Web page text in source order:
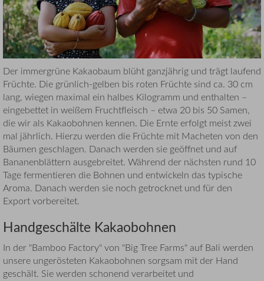
Der immergrüne Kakaobaum blüht ganzjährig und trägt laufend
Früchte. Die grünlich-gelben bis roten Früchte sind ca. 30 cm
lang, wiegen maximal ein halbes Kilogramm und enthalten –
eingebettet in weißem Fruchtfleisch – etwa 20 bis 50 Samen,
die wir als Kakaobohnen kennen. Die Ernte erfolgt meist zwei
mal jährlich. Hierzu werden die Früchte mit Macheten von den
Bäumen geschlagen. Danach werden sie geöffnet und auf
Bananenblättern ausgebreitet. Während der nächsten rund 10
Tage fermentieren die Bohnen und entwickeln das typische
Aroma. Danach werden sie noch getrocknet und für den
Export vorbereitet.
Handgeschälte Kakaobohnen
In der "Bamboo Factory" von "Big Tree Farms" auf Bali werden
unsere ungerösteten Kakaobohnen sorgsam mit der Hand
geschält. Sie werden schonend verarbeitet und